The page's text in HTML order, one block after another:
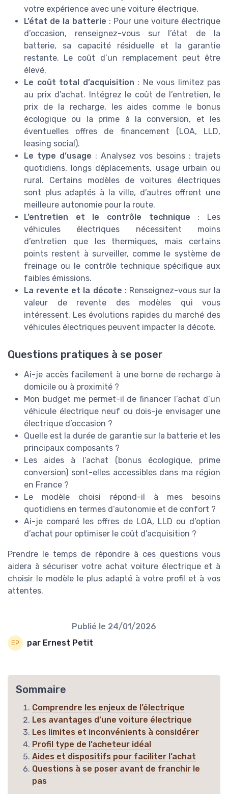
votre expérience avec une voiture électrique.
L’état de la batterie : Pour une voiture électrique
d’occasion, renseignez-vous sur l’état de la
batterie, sa capacité résiduelle et la garantie
restante. Le coût d’un remplacement peut être
élevé.
Le coût total d’acquisition : Ne vous limitez pas
au prix d’achat. Intégrez le coût de l’entretien, le
prix de la recharge, les aides comme le bonus
écologique ou la prime à la conversion, et les
éventuelles offres de financement (LOA, LLD,
leasing social).
Le type d’usage : Analysez vos besoins : trajets
quotidiens, longs déplacements, usage urbain ou
rural. Certains modèles de voitures électriques
sont plus adaptés à la ville, d’autres offrent une
meilleure autonomie pour la route.
L’entretien et le contrôle technique : Les
véhicules électriques nécessitent moins
d’entretien que les thermiques, mais certains
points restent à surveiller, comme le système de
freinage ou le contrôle technique spécifique aux
faibles émissions.
La revente et la décote : Renseignez-vous sur la
valeur de revente des modèles qui vous
intéressent. Les évolutions rapides du marché des
véhicules électriques peuvent impacter la décote.
Questions pratiques à se poser
Ai-je accès facilement à une borne de recharge à
domicile ou à proximité ?
Mon budget me permet-il de financer l’achat d’un
véhicule électrique neuf ou dois-je envisager une
électrique d’occasion ?
Quelle est la durée de garantie sur la batterie et les
principaux composants ?
Les aides à l’achat (bonus écologique, prime
conversion) sont-elles accessibles dans ma région
en France ?
Le modèle choisi répond-il à mes besoins
quotidiens en termes d’autonomie et de confort ?
Ai-je comparé les offres de LOA, LLD ou d’option
d’achat pour optimiser le coût d’acquisition ?
Prendre le temps de répondre à ces questions vous
aidera à sécuriser votre achat voiture électrique et à
choisir le modèle le plus adapté à votre profil et à vos
attentes.
Publié le 24/01/2026
par Ernest Petit
Sommaire
Comprendre les enjeux de l’électrique
Les avantages d’une voiture électrique
Les limites et inconvénients à considérer
Profil type de l’acheteur idéal
Aides et dispositifs pour faciliter l’achat
Questions à se poser avant de franchir le
pas